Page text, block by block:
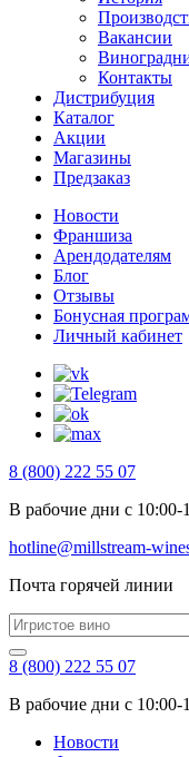
Вакансии
Контакты
Дистрибуция
Каталог
Акции
Магазины
Предзаказ
Новости
Франшиза
Арендодателям
Блог
Отзывы
Бонусная
Личный кабинет
8 (800) 222 55 07
В рабочие дни с
hotline@millstream-
Почта горячей линии
8 (800) 222 55 07
В рабочие дни с
Новости